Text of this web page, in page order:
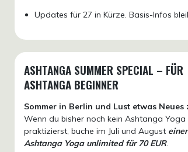
Updates für 27 in Kürze. Basis-Infos
ASHTANGA SUMMER SPECIAL – FÜR
ASHTANGA BEGINNER
Sommer in Berlin und Lust etwas Neues
Wenn du bisher noch kein Ashtanga Yoga
praktizierst, buche im Juli und August
Ashtanga Yoga unlimited für 70 EUR.